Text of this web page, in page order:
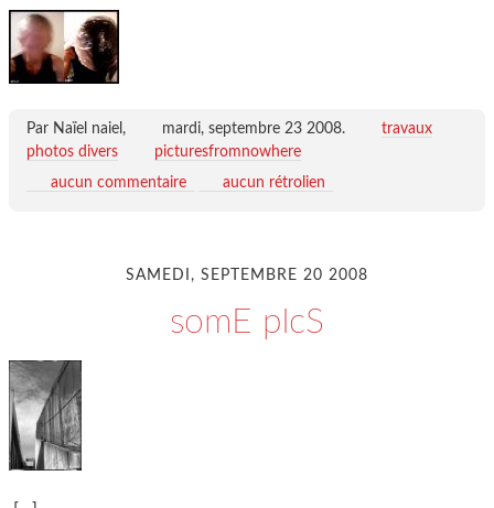
Par Naïel naiel, mardi, septembre 23 2008.
travaux
photos divers
picturesfromnowhere
aucun commentaire
aucun rétrolien
SAMEDI, SEPTEMBRE 20 2008
somE pIcS